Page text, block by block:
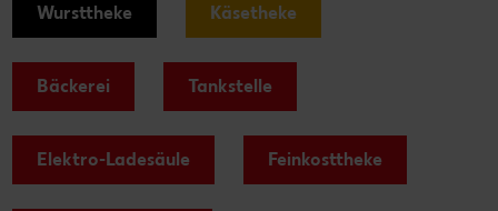
Wursttheke Käsetheke
Bäckerei Tankstelle
Elektro-Ladesäule Feinkosttheke